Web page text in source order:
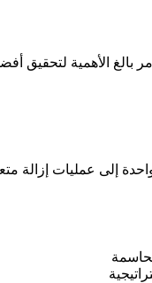
إلى عمليات إزالة